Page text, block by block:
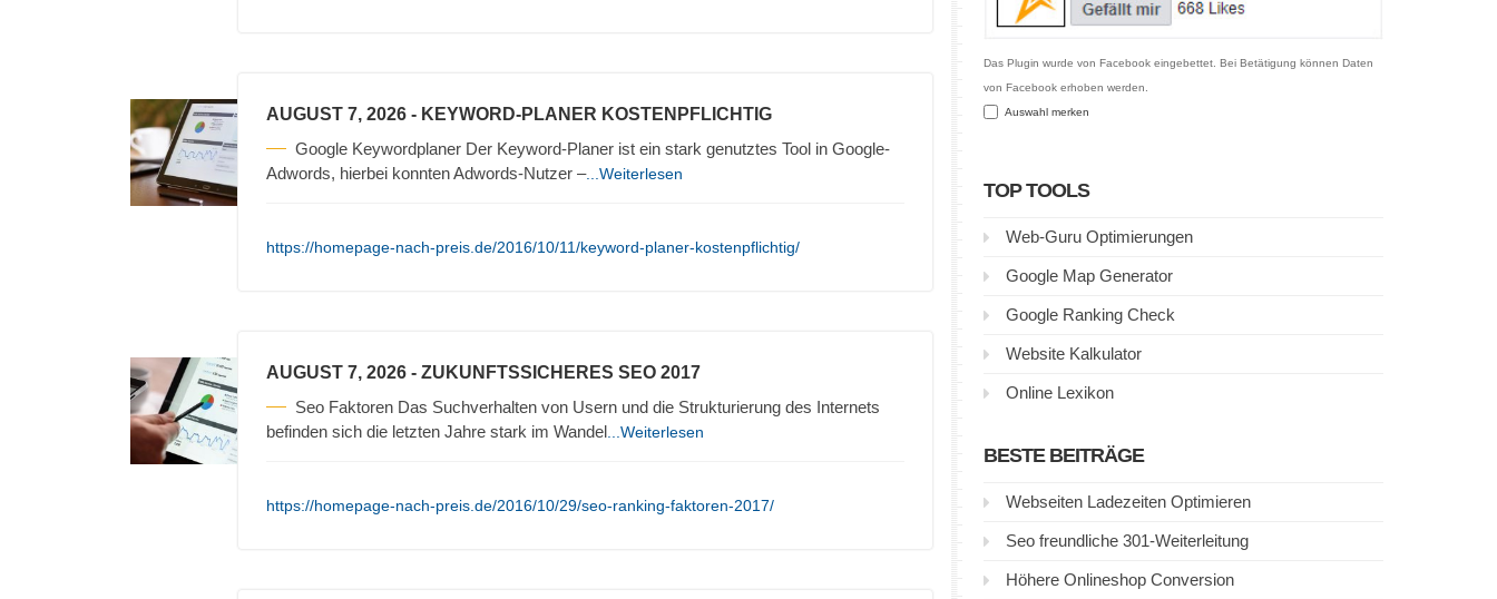
AUGUST 7, 2026 - KEYWORD-PLANER KOSTENPFLICHTIG
Google Keywordplaner Der Keyword-Planer ist ein stark genutztes Tool in Google-
Adwords, hierbei konnten Adwords-Nutzer –...Weiterlesen
https://homepage-nach-preis.de/2016/10/11/keyword-planer-kostenpflichtig/
AUGUST 7, 2026 - ZUKUNFTSSICHERES SEO 2017
Seo Faktoren Das Suchverhalten von Usern und die Strukturierung des Internets
befinden sich die letzten Jahre stark im Wandel ...Weiterlesen
https://homepage-nach-preis.de/2016/10/29/seo-ranking-faktoren-2017/
Das Plugin wurde von Facebook eingebettet. Bei Betätigung können Daten
von Facebook erhoben werden.
Auswahl merken
TOP TOOLS
Web-Guru Optimierungen
Google Map Generator
Google Ranking Check
Website Kalkulator
Online Lexikon
BESTE BEITRÄGE
Webseiten Ladezeiten Optimieren
Seo freundliche 301-Weiterleitung
Höhere Onlineshop Conversion